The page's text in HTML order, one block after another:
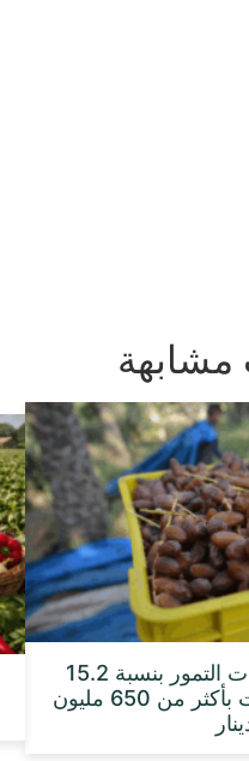
مشابهة
إرتفاع قيمة صادرات التمور بنسبة 15.2
بالمائة، و التي قدرت بأكثر من 650 مليون